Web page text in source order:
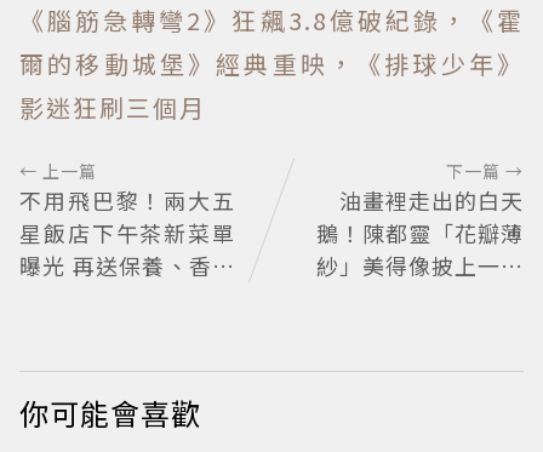
《腦筋急轉彎2》狂飆3.8億破紀錄，《霍
爾的移動城堡》經典重映，《排球少年》
影迷狂刷三個月
← 上一篇
不用飛巴黎！兩大五
星飯店下午茶新菜單
曝光 再送保養、香氛
下一篇 →
油畫裡走出的白天
鵝！陳都靈「花瓣薄
紗」美得像披上一層
仙
你可能會喜歡